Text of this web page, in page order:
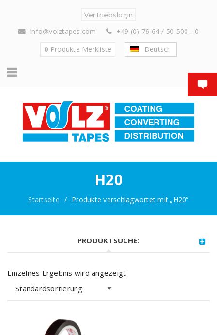
Vertriebslogin
info@volztapes.com
+49 (0) 76 64 / 50 500 - 0
0 Produkte Merkliste Deutsch
H20
Startseite / Produkte verschlagwortet mit „H20“
PRODUKTSUCHE:
Einzelnes Ergebnis wird angezeigt
Standardsortierung